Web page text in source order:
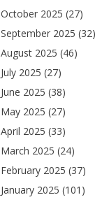
October 2025 (27)
September 2025 (32)
August 2025 (46)
July 2025 (27)
June 2025 (38)
May 2025 (27)
April 2025 (33)
March 2025 (24)
February 2025 (37)
January 2025 (101)